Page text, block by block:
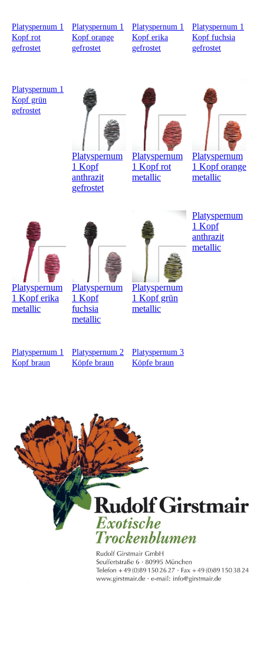
Platyspernum 1
Kopf rot
gefrostet
Platyspernum 1
Kopf orange
gefrostet
Platyspernum 1
Kopf erika
gefrostet
Platyspernum 1
Kopf fuchsia
gefrostet
Platyspernum 1
Kopf grün
gefrostet
Platyspernum
1 Kopf
anthrazit
gefrostet
Platyspernum
1 Kopf rot
metallic
Platyspernum
1 Kopf orange
metallic
Platyspernum
1 Kopf erika
metallic
Platyspernum
1 Kopf
fuchsia
metallic
Platyspernum
1 Kopf grün
metallic
Platyspernum
1 Kopf
anthrazit
metallic
Platyspernum 1
Kopf braun
Platyspernum 2
Köpfe braun
Platyspernum 3
Köpfe braun